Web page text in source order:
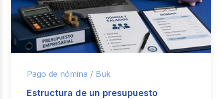
Pago de nómina / Buk
Estructura de un presupuesto